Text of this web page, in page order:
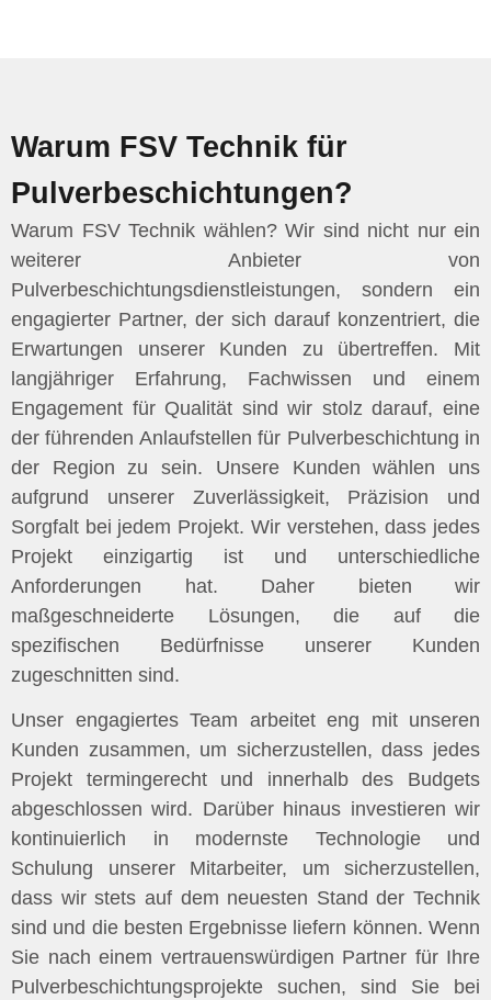
Warum FSV Technik für
Pulverbeschichtungen?
Warum FSV Technik wählen? Wir sind nicht nur ein
weiterer Anbieter von
Pulverbeschichtungsdienstleistungen, sondern ein
engagierter Partner, der sich darauf konzentriert, die
Erwartungen unserer Kunden zu übertreffen. Mit
langjähriger Erfahrung, Fachwissen und einem
Engagement für Qualität sind wir stolz darauf, eine
der führenden Anlaufstellen für Pulverbeschichtung in
der Region zu sein. Unsere Kunden wählen uns
aufgrund unserer Zuverlässigkeit, Präzision und
Sorgfalt bei jedem Projekt. Wir verstehen, dass jedes
Projekt einzigartig ist und unterschiedliche
Anforderungen hat. Daher bieten wir
maßgeschneiderte Lösungen, die auf die
spezifischen Bedürfnisse unserer Kunden
zugeschnitten sind.
Unser engagiertes Team arbeitet eng mit unseren
Kunden zusammen, um sicherzustellen, dass jedes
Projekt termingerecht und innerhalb des Budgets
abgeschlossen wird. Darüber hinaus investieren wir
kontinuierlich in modernste Technologie und
Schulung unserer Mitarbeiter, um sicherzustellen,
dass wir stets auf dem neuesten Stand der Technik
sind und die besten Ergebnisse liefern können. Wenn
Sie nach einem vertrauenswürdigen Partner für Ihre
Pulverbeschichtungsprojekte suchen, sind Sie bei